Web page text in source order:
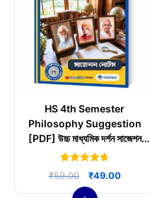
HS 4th Semester
Philosophy Suggestion
[PDF] উচ্চ মাধ্যমিক দর্শন সাজেশন
উত্তরসহ চতুর্থ সেমিস্টার
4.75
out of 5
₹59.00
Original
price
₹49.00Current